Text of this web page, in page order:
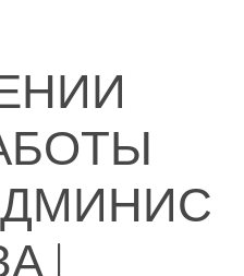
I